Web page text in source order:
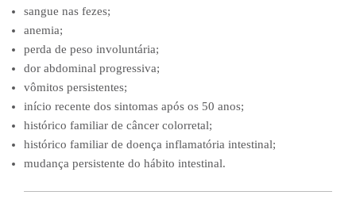
sangue nas fezes;
anemia;
perda de peso involuntária;
dor abdominal progressiva;
vômitos persistentes;
início recente dos sintomas após os 50 anos;
histórico familiar de câncer colorretal;
histórico familiar de doença inflamatória intestinal;
mudança persistente do hábito intestinal.